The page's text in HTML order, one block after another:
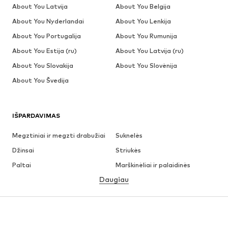
IŠPARDAVIMAS
Megztiniai ir megzti drabužiai
Suknelės
Džinsai
Striukės
Paltai
Marškinėliai ir palaidinės
Apatiniai
Daugiau
About You Latvija
About You Belgija
About You Nyderlandai
About You Lenkija
About You Portugalija
About You Rumunija
About You Estija (ru)
About You Latvija (ru)
About You Slovakija
About You Slovėnija
About You Švedija